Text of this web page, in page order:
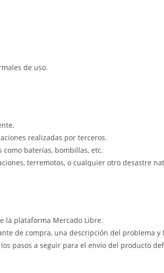
de uso.
realizadas por terceros.
baterías, bombillas, etc.
terremotos, o cualquier otro desastre
la plataforma Mercado Libre.
de compra, una descripción del problema
pasos a seguir para el envío del producto